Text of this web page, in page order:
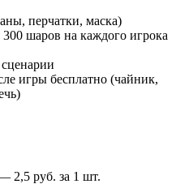
перчатки, маска)
шаров на каждого игрока
игры бесплатно (чайник,
2,5 руб. за 1 шт.